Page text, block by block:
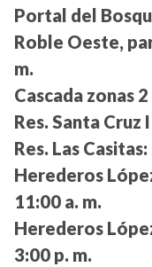
Portal del
Roble Oeste,
m.
Cascada zonas 2
Res. Santa Cruz
Res. Las Casitas:
Herederos
11:00 a. m.
Herederos
3:00 p. m.